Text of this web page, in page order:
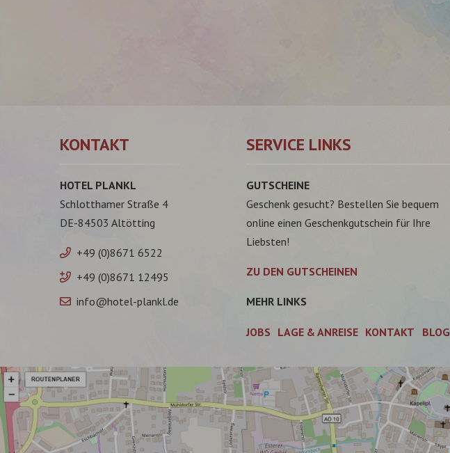
KONTAKT
HOTEL PLANKL
Schlotthamer Straße 4
DE-84503 Altötting
+49 (0)8671 6522
+49 (0)8671 12495
info@hotel-plankl.de
SERVICE LINKS
GUTSCHEINE
Geschenk gesucht? Bestellen Sie bequem
online einen Geschenkgutschein für Ihre
Liebsten!
ZU DEN GUTSCHEINEN
MEHR LINKS
JOBS LAGE & ANREISE KONTAKT BLOG